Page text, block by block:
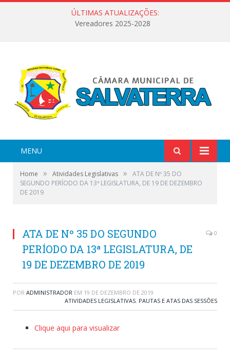
ÚLTIMAS ATUALIZAÇÕES:
Vereadores 2025-2028
MENU
Home » Atividades Legislativas »
ATA DE Nº 35 DO
SEGUNDO PERÍODO DA 13ª LEGISLATURA, DE 19 DE DEZEMBRO
DE 2019
ATA DE Nº 35 DO SEGUNDO
PERÍODO DA 13ª LEGISLATURA, DE
19 DE DEZEMBRO DE 2019
0
POR ADMINISTRADOR EM 19 DE DEZEMBRO DE 2019
ATIVIDADES LEGISLATIVAS, PAUTAS E ATAS DAS SESSÕES
Clique aqui para visualizar